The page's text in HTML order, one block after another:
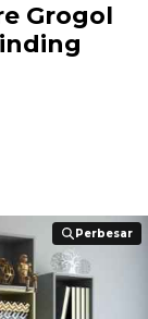
Grogol
Perbesar
Perbesar